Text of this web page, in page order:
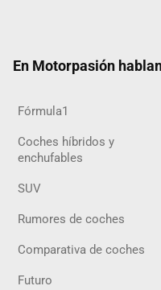
En Motorpasión
Fórmula1
Coches híbridos y
enchufables
SUV
Rumores de coches
Comparativa de coches
Futuro